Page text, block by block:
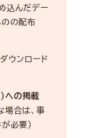
込んだデー
のの配布
ウンロード
への掲載
場合は、事
必要）